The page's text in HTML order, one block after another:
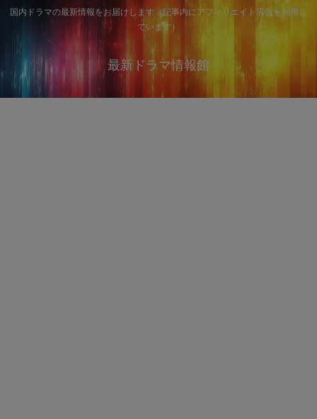
国内ドラマの最新情報をお届けします（記事内にアフィリエイト広告を利用し
ています）
最新ドラマ情報館